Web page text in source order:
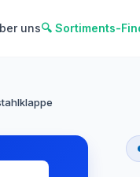
uns🔍 Sortiments-